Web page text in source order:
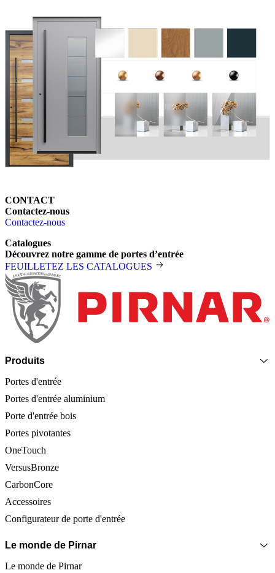
CONTACT
Contactez-nous
Contactez-nous
Catalogues
Découvrez notre gamme de portes d’entrée
FEUILLETEZ LES CATALOGUES
Pied de page
Produits
Portes d'entrée
Portes d'entrée aluminium
Porte d'entrée bois
Portes pivotantes
OneTouch
VersusBronze
CarbonCore
Accessoires
Configurateur de porte d'entrée
Le monde de Pirnar
Le monde de Pirnar